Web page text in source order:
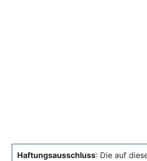
Haftungsausschluss: Die auf